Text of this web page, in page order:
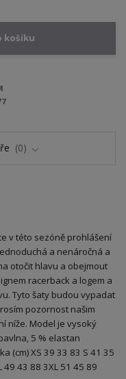
košíku
0
v této sezóně prohlášení
a nenáročná a
otočit hlavu a obejmout
racerback a logem a
Tyto šaty budou vypadat
pozornost našim
níže. Model je vysoký
5 % elastan
(cm) XS 39 33 83 S 41 35
49 43 88 3XL 51 45 89